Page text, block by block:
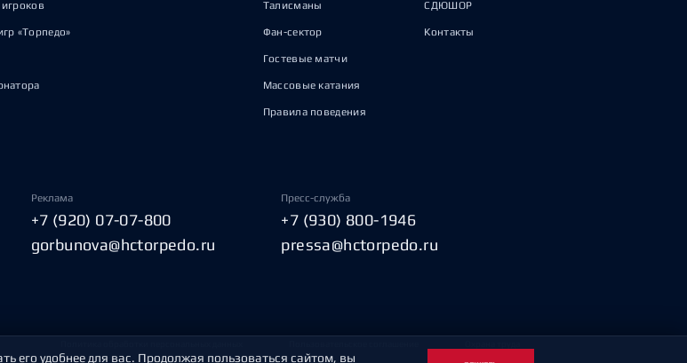
игроков
«Торпедо»
Талисманы
Фан-сектор
Гостевые матчи
Массовые катания
Правила поведения
СДЮШОР
Контакты
Реклама
+7 (920) 07-07-800
gorbunova@hctorpedo.ru
Пресс-служба
+7 (930) 800-1946
pressa@hctorpedo.ru
его удобнее для вас. Продолжая пользоваться сайтом, вы